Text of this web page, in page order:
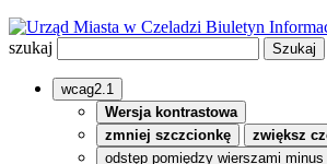
Biuletyn
szukaj
wcag2.1
Wersja kontrastowa
zmniej szczcionkę
zwiększ
odstęp pomiędzy wierszami minus